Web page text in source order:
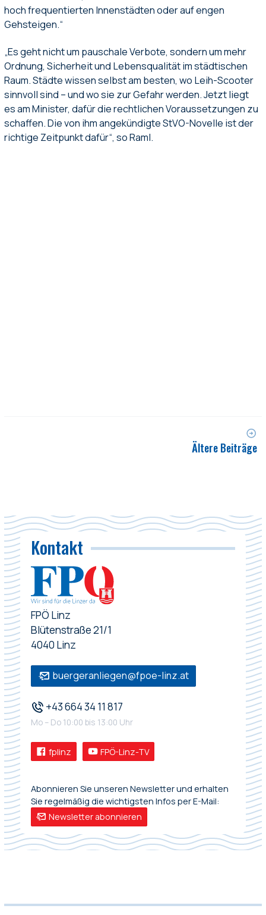
hoch frequentierten Innenstädten oder auf engen
Gehsteigen.“
„Es geht nicht um pauschale Verbote, sondern um mehr
Ordnung, Sicherheit und Lebensqualität im städtischen
Raum. Städte wissen selbst am besten, wo Leih-Scooter
sinnvoll sind – und wo sie zur Gefahr werden. Jetzt liegt
es am Minister, dafür die rechtlichen Voraussetzungen zu
schaffen. Die von ihm angekündigte StVO-Novelle ist der
richtige Zeitpunkt dafür“, so Raml.
Ältere Beiträge
Kontakt
FPÖ Linz
Blütenstraße 21/1
4040 Linz
buergeranliegen@fpoe-linz.at
+43 664 34 11 817
Mo – Do 10:00 bis 13:00 Uhr
fplinz FPÖ-Linz-TV
Abonnieren Sie unseren Newsletter und erhalten
Sie regelmäßig die wichtigsten Infos per E-Mail:
Newsletter abonnieren